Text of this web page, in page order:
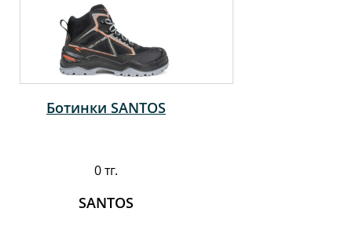
Ботинки SANTOS
0 тг.
SANTOS